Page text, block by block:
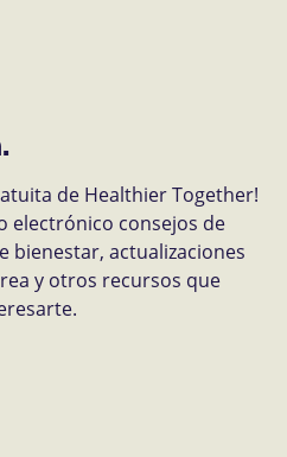
de Healthier Together!
electrónico consejos de
bienestar, actualizaciones
y otros recursos que